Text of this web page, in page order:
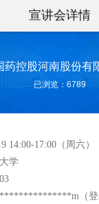
宣讲会详情
药控股河南股份有
已浏览：6789
14:00-17:00（周六）
学
（登